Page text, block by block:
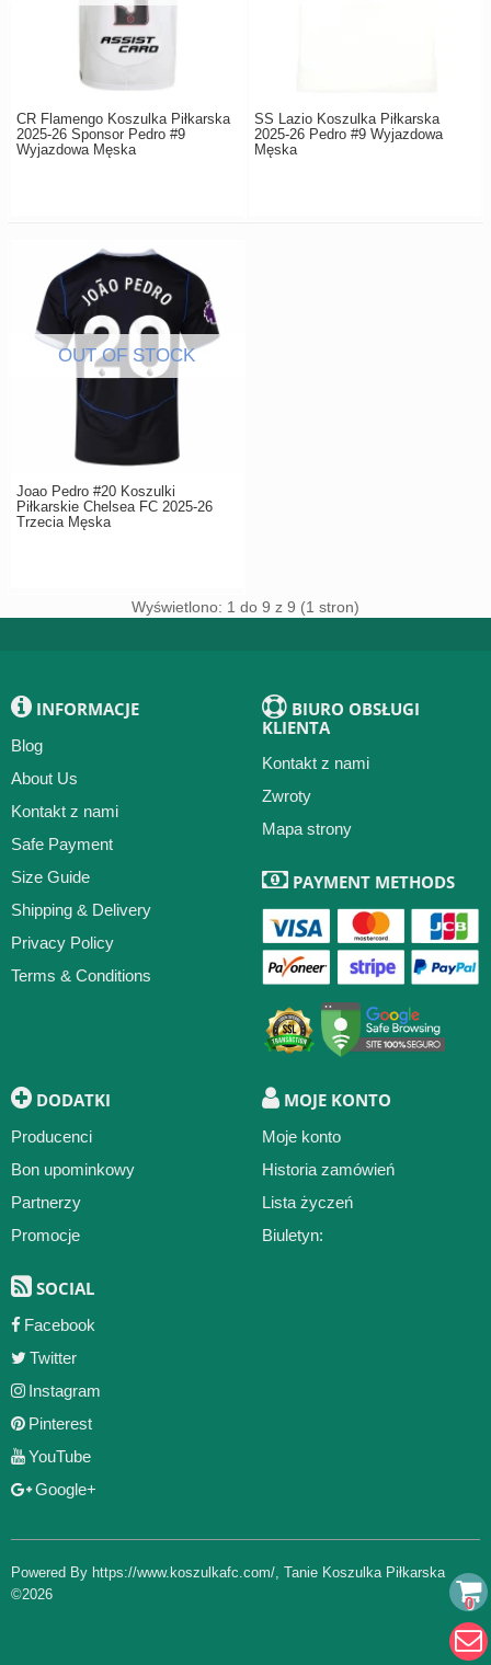
CR Flamengo Koszulka Piłkarska
2025-26 Sponsor Pedro #9
Wyjazdowa Męska
SS Lazio Koszulka Piłkarska
2025-26 Pedro #9 Wyjazdowa
Męska
Joao Pedro #20 Koszulki
Piłkarskie Chelsea FC 2025-26
Trzecia Męska
Wyświetlono: 1 do 9 z 9 (1 stron)
INFORMACJE
Blog
About Us
Kontakt z nami
Safe Payment
Size Guide
Shipping & Delivery
Privacy Policy
Terms & Conditions
BIURO OBSŁUGI
KLIENTA
Kontakt z nami
Zwroty
Mapa strony
PAYMENT METHODS
DODATKI
Producenci
Bon upominkowy
Partnerzy
Promocje
MOJE KONTO
Moje konto
Historia zamówień
Lista życzeń
Biuletyn:
SOCIAL
Facebook
Twitter
Instagram
Pinterest
YouTube
Google+
Powered By https://www.koszulkafc.com/ Tanie Koszulka Piłkarska
©2026